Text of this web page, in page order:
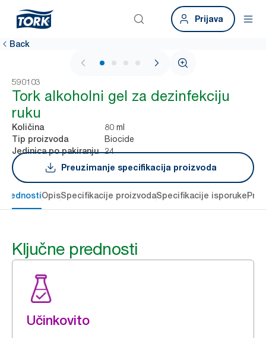
Prijava
Back
1 / 4
590103
Tork alkoholni gel za dezinfekciju
ruku
Količina 80 ml
Tip proizvoda Biocide
Jedinica po pakiranju
24
Preuzimanje specifikacija proizvoda
prednostiOpisSpecifikacije proizvodaSpecifikacije isporuke
Ključne prednosti
Učinkovito